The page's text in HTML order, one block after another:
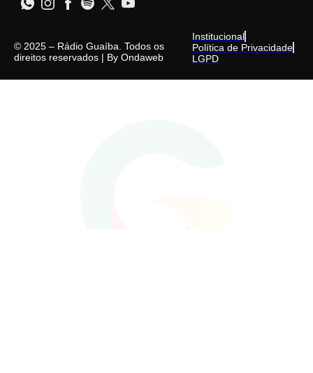
© 2025 – Rádio Guaíba. Todos os
direitos reservados | By Ondaweb
Institucional
Política de Privacidade
LGPD